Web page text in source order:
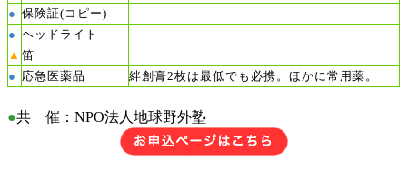
● 保険証(コピー)
● ヘッドライト
▲ 笛
●
応急医薬品 絆創膏2枚は最低でも必携。ほかに常用薬。
●共 催： NPO法人地球野外塾